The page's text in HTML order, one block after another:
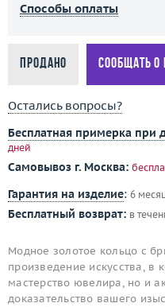
Способы оплаты
Продано Сообщать о
Остались вопросы?
Бесплатная примерка при
дней
Самовывоз г. Москва:
Гарантия на изделие: 6
Бесплатный возврат: в
Модное золотое кольцо с
произведение искусства, в
мастерство ювелира, но и
доказательство вашего